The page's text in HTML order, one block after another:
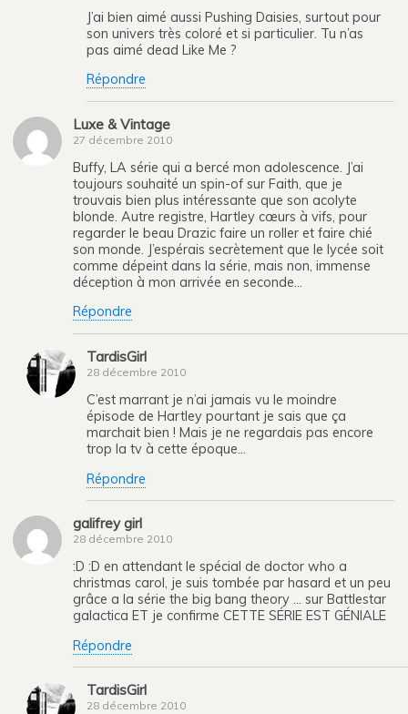
J’ai bien aimé aussi Pushing Daisies, surtout pour
son univers très coloré et si particulier. Tu n’as
pas aimé dead Like Me ?
Répondre
Luxe & Vintage
27 décembre 2010
Buffy, LA série qui a bercé mon adolescence. J’ai
toujours souhaité un spin-of sur Faith, que je
trouvais bien plus intéressante que son acolyte
blonde. Autre registre, Hartley cœurs à vifs, pour
regarder le beau Drazic faire un roller et faire chié
son monde. J’espérais secrètement que le lycée soit
comme dépeint dans la série, mais non, immense
déception à mon arrivée en seconde…
Répondre
TardisGirl
28 décembre 2010
C’est marrant je n’ai jamais vu le moindre
épisode de Hartley pourtant je sais que ça
marchait bien ! Mais je ne regardais pas encore
trop la tv à cette époque…
Répondre
galifrey girl
28 décembre 2010
:D :D en attendant le spécial de doctor who a
christmas carol, je suis tombée par hasard et un peu
grâce a la série the big bang theory … sur Battlestar
galactica ET je confirme CETTE SÉRIE EST GÉNIALE
Répondre
TardisGirl
28 décembre 2010